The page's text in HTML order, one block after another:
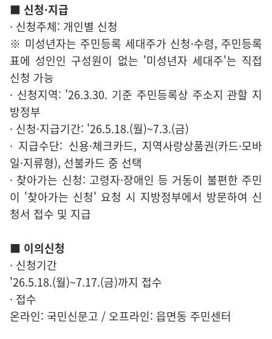
■ 신청·지급
· 신청주체: 개인별 신청
※ 미성년자는 주민등록 세대주가 신청·수령, 주민등록
표에 성인인 구성원이 없는 '미성년자 세대주'는 직접
신청 가능
· 신청지역: '26.3.30. 기준 주민등록상 주소지 관할 지
방정부
· 신청·지급기간: '26.5.18.(월)~7.3.(금)
· 지급수단: 신용·체크카드, 지역사랑상품권(카드·모바
일·지류형), 선불카드 중 선택
· 찾아가는 신청: 고령자·장애인 등 거동이 불편한 주민
이 '찾아가는 신청' 요청 시 지방정부에서 방문하여 신
청서 접수 및 지급
■ 이의신청
· 신청기간
'26.5.18.(월)~7.17.(금)까지 접수
· 접수
온라인: 국민신문고 / 오프라인: 읍면동 주민센터